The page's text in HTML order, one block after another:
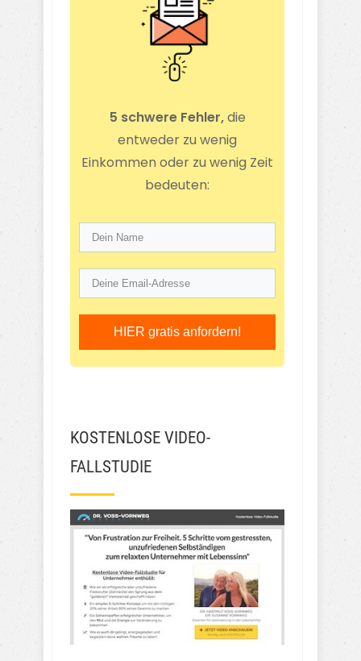
5 schwere Fehler,die
entweder zu wenig
Einkommen oder zu wenig Zeit
bedeuten:
HIER gratis anfordern!
KOSTENLOSE VIDEO-
FALLSTUDIE